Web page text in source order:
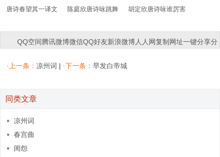
唐诗春望其一译文
陈庭欣唐诗咏跳舞 胡定欣唐诗咏谁厉害
QQ空间腾讯微博微信QQ好友新浪微博人人网复制网址一键分享分
·上一条：凉州词 | ·下一条：早发白帝城
同类文章
凉州词
春宫曲
闺怨